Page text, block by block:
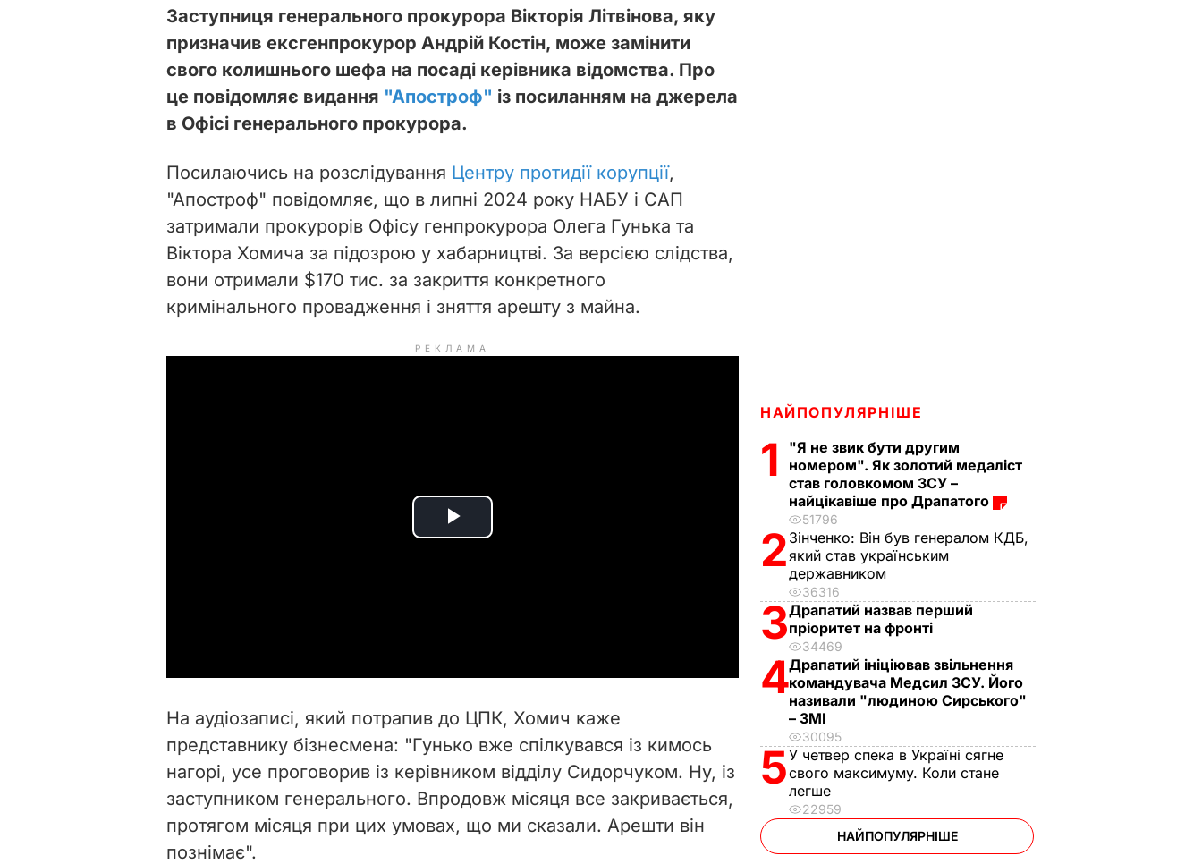
Заступниця генерального прокурора Вікторія Літвінова, яку
призначив ексгенпрокурор Андрій Костін, може замінити
свого колишнього шефа на посаді керівника відомства. Про
це повідомляє видання "Апостроф" із посиланням на джерела
в Офісі генерального прокурора.
Посилаючись на розслідування Центру протидії корупції,
"Апостроф" повідомляє, що в липні 2024 року НАБУ і САП
затримали прокурорів Офісу генпрокурора Олега Гунька та
Віктора Хомича за підозрою у хабарництві. За версією слідства,
вони отримали $170 тис. за закриття конкретного
кримінального провадження і зняття арешту з майна.
РЕКЛАМА
P
i
d
e
На аудіозаписі, який потрапив до ЦПК, Хомич каже
представнику бізнесмена: "Гунько вже спілкувався із кимось
нагорі, усе проговорив із керівником відділу Сидорчуком. Ну, із
заступником генерального. Впродовж місяця все закривається,
протягом місяця при цих умовах, що ми сказали. Арешти він
познімає".
НАЙПОПУЛЯРНІШЕ
1
"Я не звик бути другим
номером". Як золотий медаліст
став головкомом ЗСУ –
найцікавіше про Драпатого
51796
2 Зінченко: Він був генералом КДБ,
який став українським
державником
36316
3Драпатий назвав перший
пріоритет на фронті
34469
4Драпатий ініціював звільнення
командувача Медсил ЗСУ. Його
називали "людиною Сирського"
– ЗМІ
30095
5У четвер спека в Україні сягне
свого максимуму. Коли стане
легше
22959
НАЙПОПУЛЯРНІШЕ